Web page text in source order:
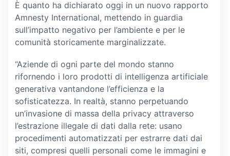
È quanto ha dichiarato oggi in un nuovo rapporto
Amnesty International, mettendo in guardia
sull’impatto negativo per l’ambiente e per le
comunità storicamente marginalizzate.
“Aziende di ogni parte del mondo stanno
rifornendo i loro prodotti di intelligenza artificiale
generativa vantandone l’efficienza e la
sofisticatezza. In realtà, stanno perpetuando
un’invasione di massa della privacy attraverso
l’estrazione illegale di dati dalla rete: usano
procedimenti automatizzati per estrarre dati dai
siti, compresi quelli personali come le immagini e